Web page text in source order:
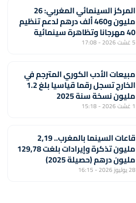
المركز السينمائي المغربي: 26
مليون و460 ألف درهم لدعم تنظيم
40 مهرجانا وتظاهرة سينمائية
5 غشت 2026 - 17:08
مبيعات الأدب الكوري المترجم في
الخارج تسجل رقما قياسيا بلغ 1.2
مليون نسخة سنة 2025
1 غشت 2026 - 15:18
قاعات السينما بالمغرب.. 2,19
مليون تذكرة وإيرادات بلغت 129,78
مليون درهم (حصيلة 2025)
28 يوليوز 2026 - 16:15